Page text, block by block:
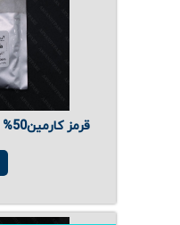
قرمز کارمین50% ایتالیایی - محلول در آب